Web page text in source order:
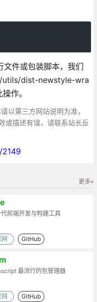
件或包装脚本，我们
/utils/dist-newstyle-wra
作。
以第三方网站说明为准，
或描述有误，请联系站长反
更多»
前端开发与构建工具
网 GitHub
最流行的包管理器
网 GitHub